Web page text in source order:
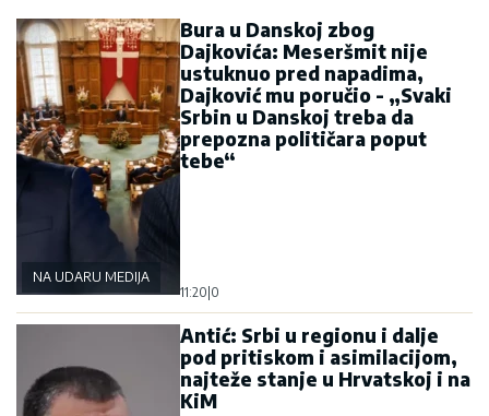
NA UDARU MEDIJA
Bura u Danskoj zbog
Dajkovića: Meseršmit nije
ustuknuo pred napadima,
Dajković mu poručio - „Svaki
Srbin u Danskoj treba da
prepozna političara poput
tebe“
11:20|0
Antić: Srbi u regionu i dalje
pod pritiskom i asimilacijom,
najteže stanje u Hrvatskoj i na
KiM